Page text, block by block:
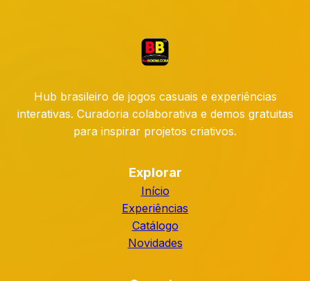
Hub brasileiro de jogos casuais e experiências
interativas. Curadoria colaborativa e demos gratuitas
para inspirar projetos criativos.
Explorar
Início
Experiências
Catálogo
Novidades